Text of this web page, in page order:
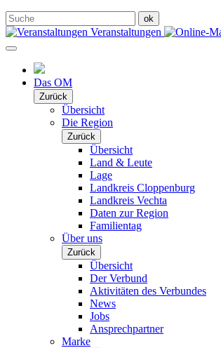
Veranstaltungen
Das OM
Zurück
Übersicht
Die Region
Zurück
Übersicht
Land & Leute
Lage
Landkreis Cloppenburg
Landkreis Vechta
Daten zur Region
Familientag
Über uns
Zurück
Übersicht
Der Verbund
Aktivitäten des Verbundes
News
Jobs
Ansprechpartner
Marke